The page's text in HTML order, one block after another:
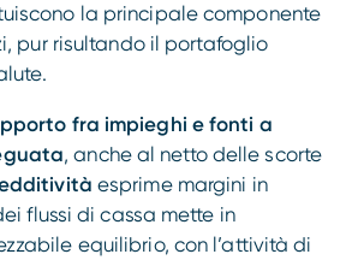
la principale componente
pur risultando il portafoglio
fra impieghi e fonti a
, anche al netto delle scorte
esprime margini in
flussi di cassa mette in
equilibrio, con l’attività di